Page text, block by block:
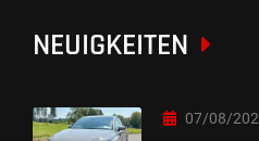
NEUIGKEITEN
07/08/